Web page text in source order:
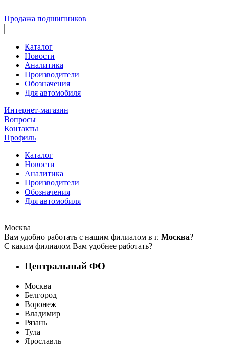
Продажа подшипников
Каталог
Новости
Аналитика
Производители
Обозначения
Для автомобиля
Интернет-магазин
Вопросы
Контакты
Профиль
Каталог
Новости
Аналитика
Производители
Обозначения
Для автомобиля
Москва
Вам удобно работать с нашим филиалом в г. Москва?
С каким филиалом Вам удобнее работать?
Центральный ФО
Москва
Белгород
Воронеж
Владимир
Рязань
Тула
Ярославль